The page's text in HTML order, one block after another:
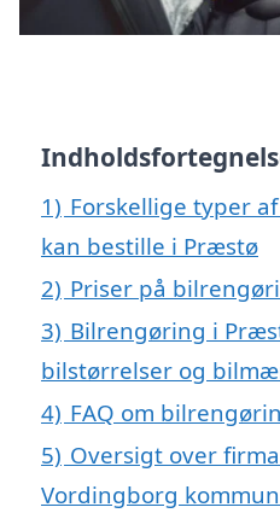
1) Forskellige typer
kan bestille i Præstø
2) Priser på
3) Bilrengøring i
bilstørrelser og
4) FAQ om
5) Oversigt over
Vordingborg